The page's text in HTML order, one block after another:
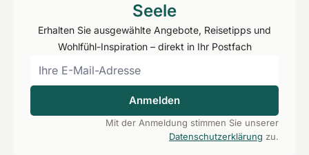
Seele
Erhalten Sie ausgewählte Angebote, Reisetipps und
Wohlfühl-Inspiration – direkt in Ihr Postfach
Anmelden
Mit der Anmeldung stimmen Sie unserer
Datenschutzerklärung zu.